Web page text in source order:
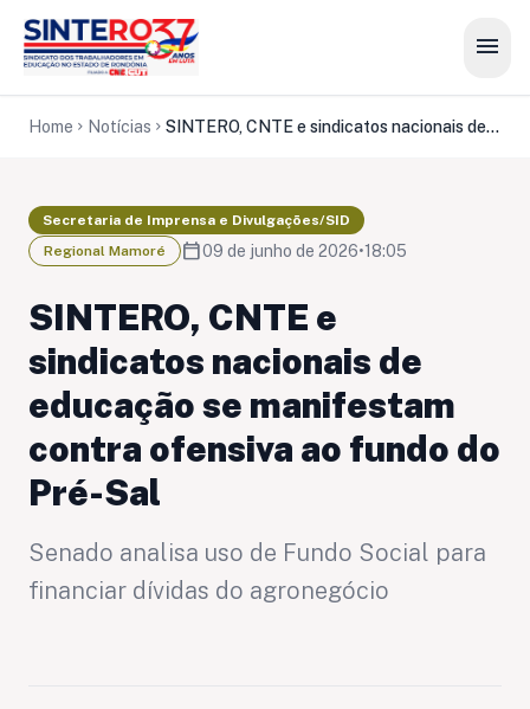
menu
Home chevron_right Notícias chevron_right SINTERO, CNTE e sindicatos nacionais de educação se manifestam contra ofensiva ao fundo do Pré-Sal
Secretaria de Imprensa e Divulgações/SID
Regional Mamoré
calendar_today09 de junho de 2026•18:05
SINTERO, CNTE e
sindicatos nacionais de
educação se manifestam
contra ofensiva ao fundo do
Pré-Sal
Senado analisa uso de Fundo Social para
financiar dívidas do agronegócio